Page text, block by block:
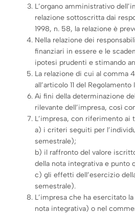
L’organo amministrativo
relazione sottoscritta dai
1998, n. 58, la relazione è
Nella relazione dei
finanziari in essere e le
ipotesi prudenti e stimando
La relazione di cui al comma
all’articolo 11 del
Ai fini della determinazione
rilevante dell’impresa, così
L’impresa, con riferimento ai
a) i criteri seguiti per
semestrale);
b) il raffronto del valore
della nota integrativa e punto
c) gli effetti dell’esercizio
semestrale).
L’impresa che ha esercitato
nota integrativa) o nel